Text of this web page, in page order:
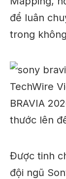
để luân
trong
Được tinh
đội ngũ